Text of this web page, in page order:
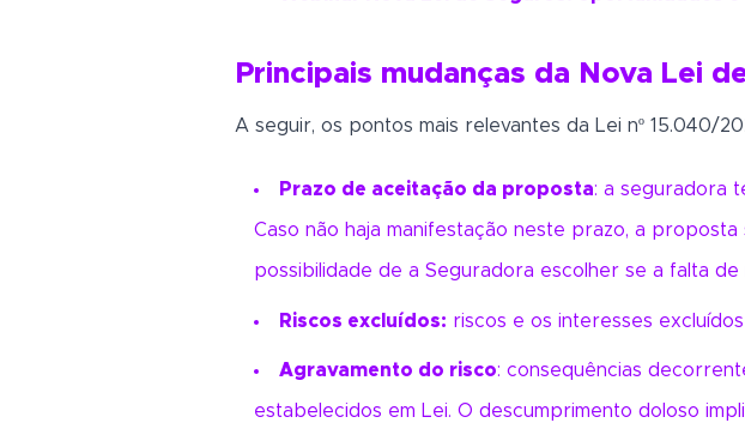
Principais mudanças da Nova Lei
A seguir, os pontos mais relevantes da Lei nº 15.040/
Prazo de aceitação da proposta: a seguradora
Caso não haja manifestação neste prazo, a
possibilidade de a Seguradora escolher se a falta
Riscos excluídos: riscos e os interesses
Agravamento do risco: consequências
estabelecidos em Lei. O descumprimento doloso